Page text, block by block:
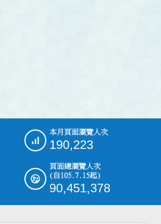
本月頁面瀏覽人次
190,223
頁面總瀏覽人次
(自105.7.15起)
90,451,378